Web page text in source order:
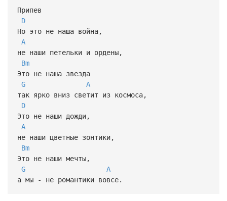
Припев
D
Но это не наша война,
A
не наши петельки и ордены,
Bm
Это не наша звезда
G
A
так ярко вниз светит из космоса,
D
Это не наши дожди,
A
не наши цветные зонтики,
Bm
Это не наши мечты,
G
A
а мы - не романтики вовсе.